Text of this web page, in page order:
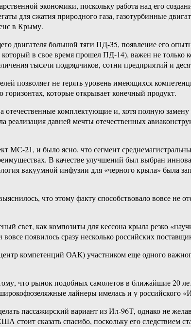
экономики, поскольку работа над его
для сжатия природного газа, газотурбинные
в Крыму.
двигателя большой тяги ПД-35, появление его
в свое время прошел ПД-14), важен не только
тысячи подрядчиков, сотни предприятий и
позволяет не терять уровень имеющихся
которые открывает конечный продукт.
комплектующие и, хотя полную замену
реализация давней мечты отечественных
МС-21, и было ясно, что сегмент
В качестве улучшений был выбран
вакуумной инфузии для «черного крыла» была
что этому факту способствовало вовсе не
свет, как композиты для кессона крыла резко
появилось сразу несколько российских
компетенций ОАК) участником еще одного
что рынок подобных самолетов в ближайшие 20 лет
лайнеры имелась и у российского
пассажирский вариант из Ил-96Т, однако не
стоит сказать спасибо, поскольку его следствием